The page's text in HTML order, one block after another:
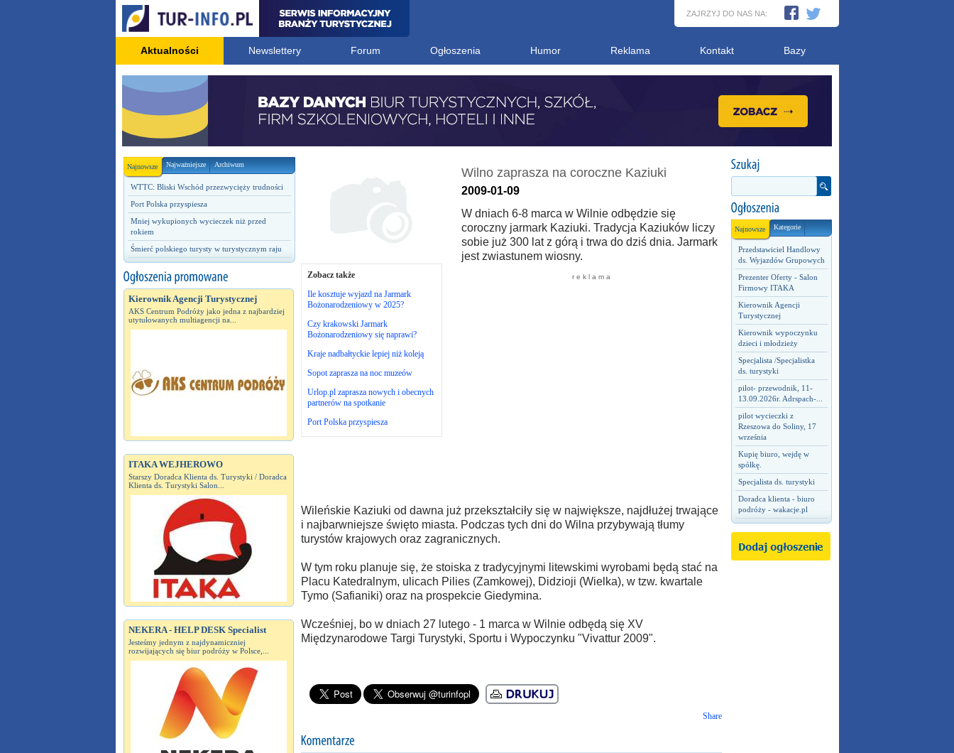
ZAJRZYJ DO NAS NA:
Aktualności Newslettery Forum Ogłoszenia Humor Reklama Kontakt Bazy
Najnowsze Najważniejsze Archiwum
WTTC: Bliski Wschód przezwycięży trudności
Port Polska przyspiesza
Mniej wykupionych wycieczek niż przed
rokiem
Śmierć polskiego turysty w turystycznym raju
Kierownik Agencji Turystycznej
AKS Centrum Podróży jako jedna z najbardziej
utytułowanych multiagencji na...
ITAKA WEJHEROWO
Starszy Doradca Klienta ds. Turystyki / Doradca
Klienta ds. Turystyki Salon...
NEKERA - HELP DESK Specialist
Jesteśmy jednym z najdynamiczniej
rozwijających się biur podróży w Polsce,...
Najnowsze Kategorie
Przedstawiciel Handlowy
ds. Wyjazdów Grupowych
Prezenter Oferty - Salon
Firmowy ITAKA
Kierownik Agencji
Turystycznej
Kierownik wypoczynku
dzieci i młodzieży
Specjalista /Specjalistka
ds. turystyki
pilot- przewodnik, 11-
13.09.2026r. Adrspach-...
pilot wycieczki z
Rzeszowa do Soliny, 17
września
Kupię biuro, wejdę w
spółkę.
Specjalista ds. turystyki
Doradca klienta - biuro
podróży - wakacje.pl
Zobacz także
Ile kosztuje wyjazd na Jarmark
Bożonarodzeniowy w 2025?
Czy krakowski Jarmark
Bożonarodzeniowy się naprawi?
Kraje nadbałtyckie lepiej niż koleją
Sopot zaprasza na noc muzeów
Urlop.pl zaprasza nowych i obecnych
partnerów na spotkanie
Port Polska przyspiesza
Wilno zaprasza na coroczne Kaziuki
2009-01-09
W dniach 6-8 marca w Wilnie odbędzie się
coroczny jarmark Kaziuki. Tradycja Kaziuków liczy
sobie już 300 lat z górą i trwa do dziś dnia. Jarmark
jest zwiastunem wiosny.
r e k l a m a
Wileńskie Kaziuki od dawna już przekształciły się w największe, najdłużej trwające
i najbarwniejsze święto miasta. Podczas tych dni do Wilna przybywają tłumy
turystów krajowych oraz zagranicznych.
W tym roku planuje się, że stoiska z tradycyjnymi litewskimi wyrobami będą stać na
Placu Katedralnym, ulicach Pilies (Zamkowej), Didzioji (Wielka), w tzw. kwartale
Tymo (Safianiki) oraz na prospekcie Giedymina.
Wcześniej, bo w dniach 27 lutego - 1 marca w Wilnie odbędą się XV
Międzynarodowe Targi Turystyki, Sportu i Wypoczynku "Vivattur 2009".
Share